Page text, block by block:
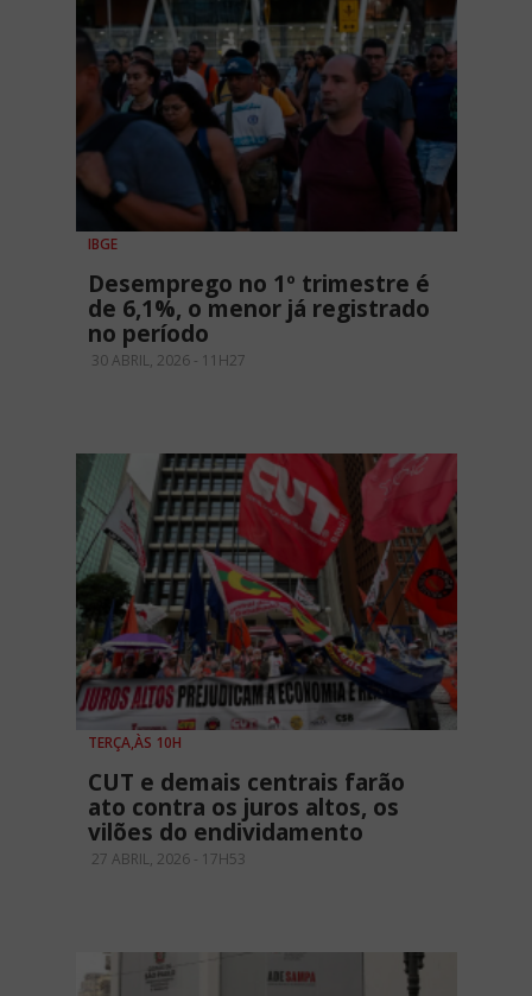
IBGE
Desemprego no 1º trimestre é
de 6,1%, o menor já registrado
no período
30 ABRIL, 2026 - 11H27
TERÇA,ÀS 10H
CUT e demais centrais farão
ato contra os juros altos, os
vilões do endividamento
27 ABRIL, 2026 - 17H53